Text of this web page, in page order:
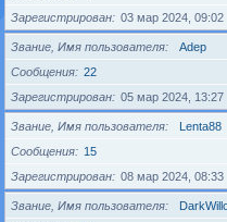
Зарегистрирован
03 мар 2024, 09:02
Звание, Имя пользователя
Adep
Сообщения
22
Зарегистрирован
05 мар 2024, 13:27
Звание, Имя пользователя
Lenta88
Сообщения
15
Зарегистрирован
08 мар 2024, 08:33
Звание, Имя пользователя